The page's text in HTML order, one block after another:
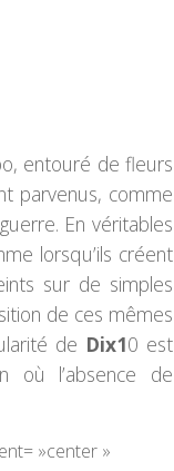
entouré de fleurs
parvenus, comme
En véritables
lorsqu’ils créent
sur de simples
de ces mêmes
de Dix10 est
où l’absence de
»center »